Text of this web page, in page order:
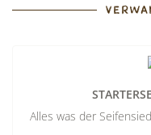
Alles was der